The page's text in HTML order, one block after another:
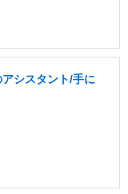
シスタント/手に